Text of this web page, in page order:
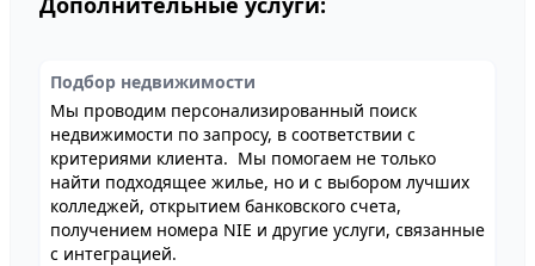
Подбор недвижимости
Мы проводим персонализированный поиск
недвижимости по запросу, в соответствии с
критериями клиента. Мы помогаем не только
найти подходящее жилье, но и с выбором лучших
колледжей, открытием банковского счета,
получением номера NIE и другие услуги, связанные
с интеграцией.